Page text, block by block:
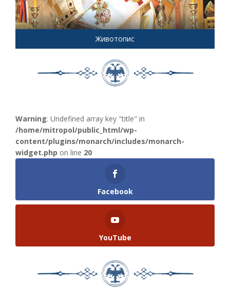
Животопис
Warning: Undefined array key "title" in
/home/mitropol/public_html/wp-
content/plugins/monarch/includes/monarch-
widget.php on line 20
Facebook
YouTube